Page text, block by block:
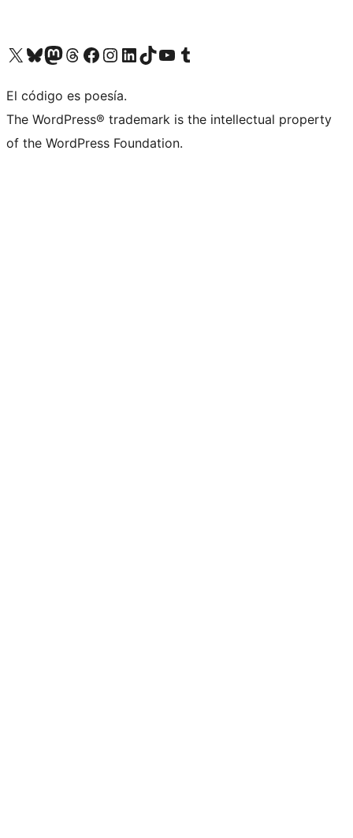
Visit our X (formerly Twitter) account
Visit our Bluesky account
Visita nuestra cuenta de Twitter
Visit our Threads account
Visita nuestra página de Facebook
Visite nuestra cuenta de Instagram
Visit our LinkedIn account
Visit our TikTok account
Visit our YouTube channel
Visit our Tumblr account
El código es poesía.
The WordPress® trademark is the intellectual property
of the WordPress Foundation.